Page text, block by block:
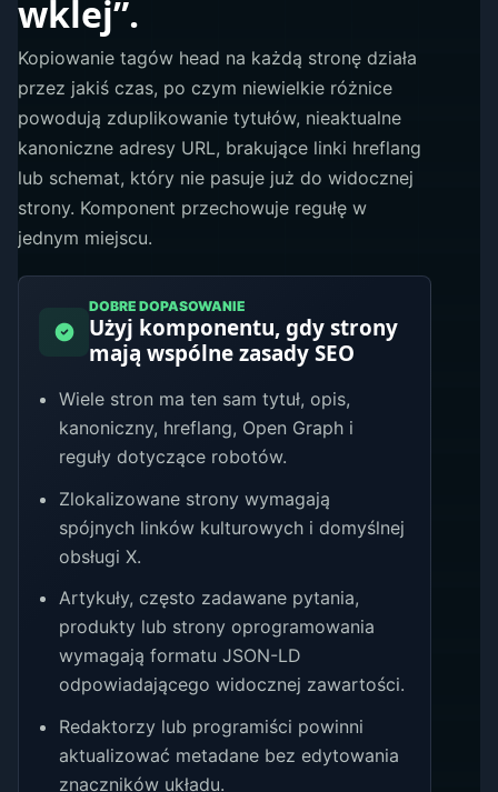
wklej”.
Kopiowanie tagów head na każdą stronę działa
przez jakiś czas, po czym niewielkie różnice
powodują zduplikowanie tytułów, nieaktualne
kanoniczne adresy URL, brakujące linki hreflang
lub schemat, który nie pasuje już do widocznej
strony. Komponent przechowuje regułę w
jednym miejscu.
DOBRE DOPASOWANIE
Użyj komponentu, gdy strony
mają wspólne zasady SEO
Wiele stron ma ten sam tytuł, opis,
kanoniczny, hreflang, Open Graph i
reguły dotyczące robotów.
Zlokalizowane strony wymagają
spójnych linków kulturowych i domyślnej
obsługi X.
Artykuły, często zadawane pytania,
produkty lub strony oprogramowania
wymagają formatu JSON-LD
odpowiadającego widocznej zawartości.
Redaktorzy lub programiści powinni
aktualizować metadane bez edytowania
znaczników układu.